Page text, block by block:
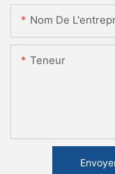
Nom De
Teneur